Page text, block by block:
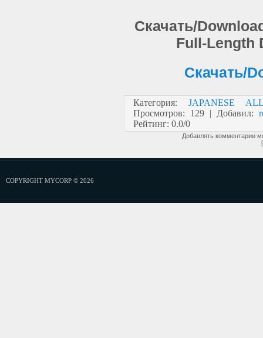
Скачать/
Full-Length
Скачать/
Категория:
JAPANESE
Просмотров: 129| Добавил:
Рейтинг: 0.0/0
Добавлять комментарии
COPYRIGHT MYCORP © 2026